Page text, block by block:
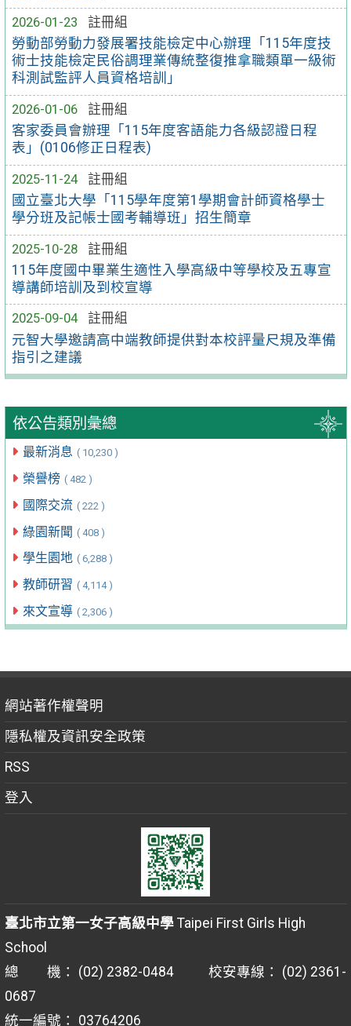
2026-01-23
註冊組
勞動部勞動力發展署技能檢定中心辦理「115年度技
術士技能檢定民俗調理業傳統整復推拿職類單一級術
科測試監評人員資格培訓」
2026-01-06
註冊組
客家委員會辦理「115年度客語能力各級認證日程
表」(0106修正日程表)
2025-11-24
註冊組
國立臺北大學「115學年度第1學期會計師資格學士
學分班及記帳士國考輔導班」招生簡章
2025-10-28
註冊組
115年度國中畢業生適性入學高級中等學校及五專宣
導講師培訓及到校宣導
2025-09-04
註冊組
元智大學邀請高中端教師提供對本校評量尺規及準備
指引之建議
依公告類別彙總
最新消息 ( 10,230 )
榮譽榜 ( 482 )
國際交流 ( 222 )
綠園新聞 ( 408 )
學生園地 ( 6,288 )
教師研習 ( 4,114 )
來文宣導 ( 2,306 )
網站著作權聲明
隱私權及資訊安全政策
RSS
登入
臺北市立第一女子高級中學Taipei First Girls High
School
總 機： (02) 2382-0484 校安專線： (02) 2361-
0687
統一編號： 03764206